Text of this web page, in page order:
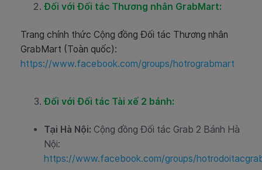
Đối với Đối tác Thương nhân GrabMart:
Trang chính thức Cộng đồng Đối tác Thương nhân
GrabMart (Toàn quốc):
https://www.facebook.com/groups/hotrograbmart
Đối với Đối tác Tài xế 2 bánh:
Tại Hà Nội: Cộng đồng Đối tác Grab 2 Bánh Hà
Nội:
https://www.facebook.com/groups/